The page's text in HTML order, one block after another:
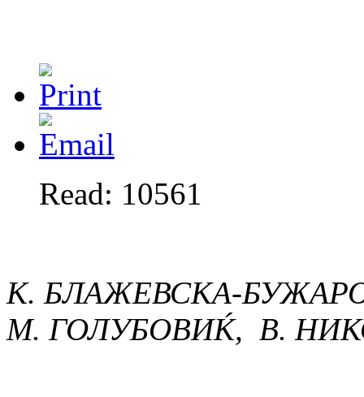
Read: 10561
К. БЛАЖЕВСКА-
М. ГОЛУБОВИЌ, В.